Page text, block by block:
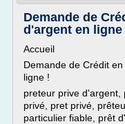
Demande de
d'argent en ligne
Accueil
Demande de Crédit
ligne !
preteur prive d'argent,
privé, pret privé,
particulier fiable, prêt